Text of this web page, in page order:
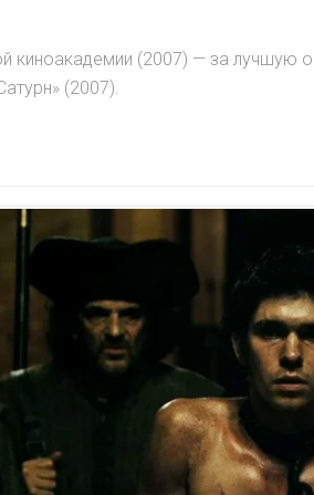
киноакадемии (2007) — за лучшую
(2007).